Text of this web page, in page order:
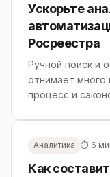
Ускорьте
Росреестра
Ручной поиск и
отнимает много
процесс и
Аналитика ⏱ 6
Как